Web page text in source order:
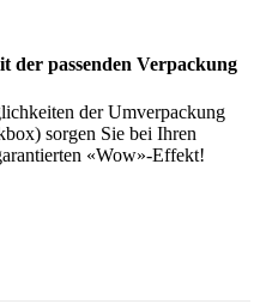
der passenden Verpackung
der Umverpackung
sorgen Sie bei Ihren
«Wow»-Effekt!